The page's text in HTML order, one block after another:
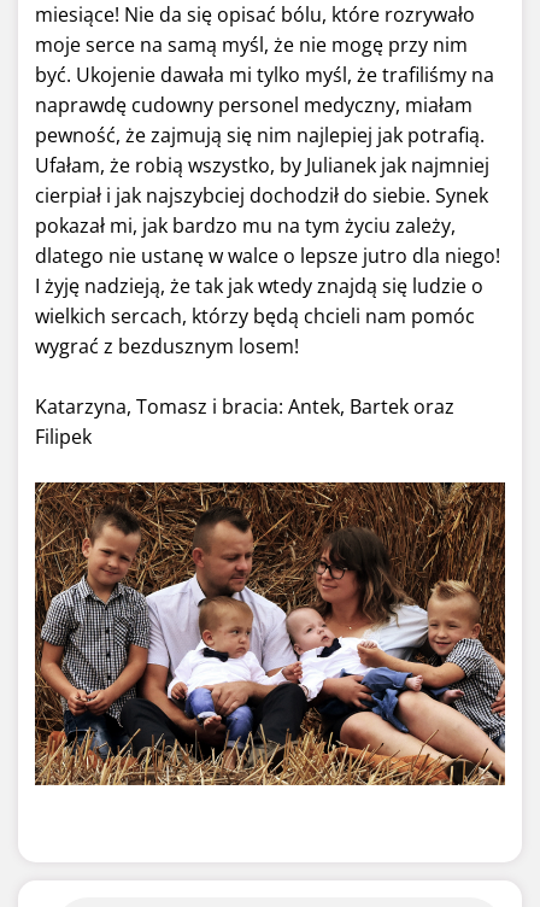
miesiące! Nie da się opisać bólu, które rozrywało
moje serce na samą myśl, że nie mogę przy nim
być. Ukojenie dawała mi tylko myśl, że trafiliśmy na
naprawdę cudowny personel medyczny, miałam
pewność, że zajmują się nim najlepiej jak potrafią.
Ufałam, że robią wszystko, by Julianek jak najmniej
cierpiał i jak najszybciej dochodził do siebie. Synek
pokazał mi, jak bardzo mu na tym życiu zależy,
dlatego nie ustanę w walce o lepsze jutro dla niego!
I żyję nadzieją, że tak jak wtedy znajdą się ludzie o
wielkich sercach, którzy będą chcieli nam pomóc
wygrać z bezdusznym losem!
Katarzyna, Tomasz i bracia: Antek, Bartek oraz
Filipek